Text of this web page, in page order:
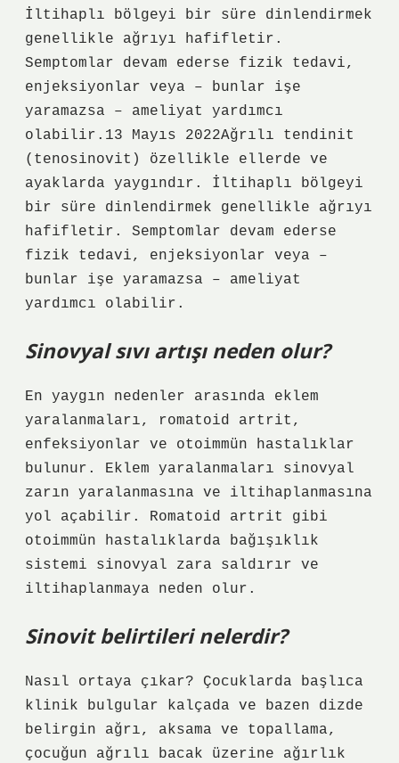
İltihaplı bölgeyi bir süre dinlendirmek
genellikle ağrıyı hafifletir.
Semptomlar devam ederse fizik tedavi,
enjeksiyonlar veya – bunlar işe
yaramazsa – ameliyat yardımcı
olabilir.13 Mayıs 2022Ağrılı tendinit
(tenosinovit) özellikle ellerde ve
ayaklarda yaygındır. İltihaplı bölgeyi
bir süre dinlendirmek genellikle ağrıyı
hafifletir. Semptomlar devam ederse
fizik tedavi, enjeksiyonlar veya –
bunlar işe yaramazsa – ameliyat
yardımcı olabilir.
Sinovyal sıvı artışı neden olur?
En yaygın nedenler arasında eklem
yaralanmaları, romatoid artrit,
enfeksiyonlar ve otoimmün hastalıklar
bulunur. Eklem yaralanmaları sinovyal
zarın yaralanmasına ve iltihaplanmasına
yol açabilir. Romatoid artrit gibi
otoimmün hastalıklarda bağışıklık
sistemi sinovyal zara saldırır ve
iltihaplanmaya neden olur.
Sinovit belirtileri nelerdir?
Nasıl ortaya çıkar? Çocuklarda başlıca
klinik bulgular kalçada ve bazen dizde
belirgin ağrı, aksama ve topallama,
çocuğun ağrılı bacak üzerine ağırlık